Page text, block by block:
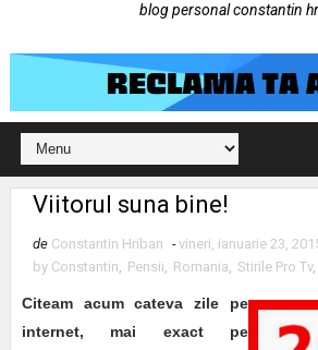
blog personal constantin
Viitorul suna bine!
de Constantin Hriban - vineri, ianuarie 23,
by Constantin, Pensii, Romania, Stirile Pro Tv,
Citeam acum cateva zile pe
internet, mai exact pe